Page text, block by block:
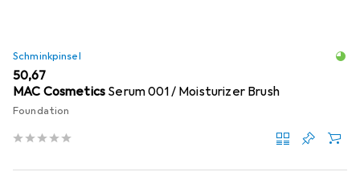
Schminkpinsel
EUR
50,67
MAC Cosmetics Serum 001 / Moisturizer Brush
Foundation